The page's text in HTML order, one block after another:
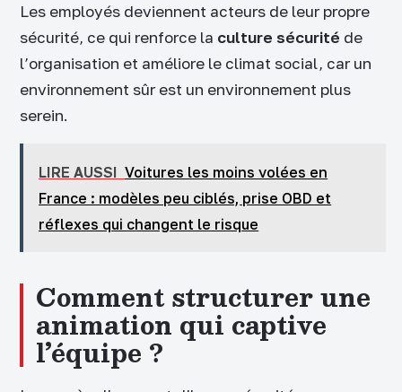
Les employés deviennent acteurs de leur propre
sécurité, ce qui renforce la culture sécurité de
l’organisation et améliore le climat social, car un
environnement sûr est un environnement plus
serein.
LIRE AUSSI Voitures les moins volées en
France : modèles peu ciblés, prise OBD et
réflexes qui changent le risque
Comment structurer une
animation qui captive
l’équipe ?